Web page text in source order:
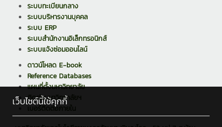
ระบบทะเบียนกลาง
ระบบบริหารงานบุคคล
ระบบ ERP
ระบบสำนักงานอิเล็กทรอนิกส์
ระบบแจ้งซ่อมออนไลน์
ดาวน์โหลด E-book
Reference Databases
แผนที่ตั้งมหาวิทยาลัย
ติดต่อมหาวิทยาลัยฯ
เบอร์ติดต่อภายใน
เว็บไซต์นี้ใช้คุกกี้